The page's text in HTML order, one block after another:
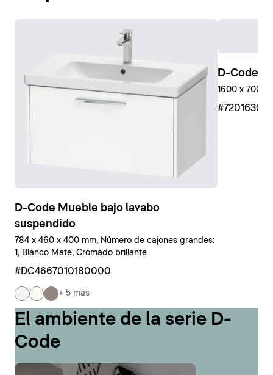
D-Code Mueble bajo lavabo
suspendido
784 x 460 x 400 mm, Número de cajones grandes:
1, Blanco Mate, Cromado brillante
#DC4667010180000
+ 5 más
D-Code
1600 x 700
El ambiente de la serie D-
Code